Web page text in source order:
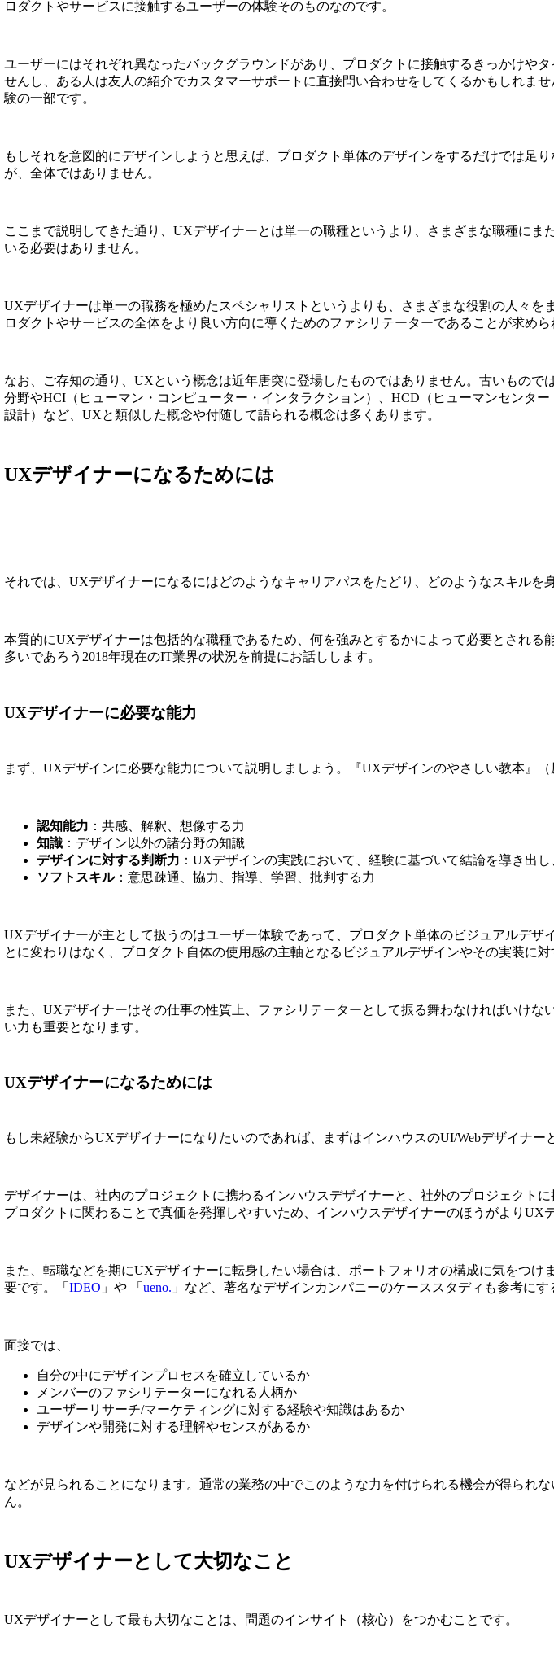
ロダクトやサービスに接触するユーザーの体験そのものなのです。
ユーザーにはそれぞれ異なったバックグラウンドがあり、プロダクトに接触するきっかけや
せんし、ある人は友人の紹介でカスタマーサポートに直接問い合わせをしてくるかもしれま
験の一部です。
もしそれを意図的にデザインしようと思えば、プロダクト単体のデザインをするだけでは
が、全体ではありません。
ここまで説明してきた通り、UXデザイナーとは単一の職種というより、さまざまな職種に
いる必要はありません。
UXデザイナーは単一の職務を極めたスペシャリストというよりも、さまざまな役割の人々
ロダクトやサービスの全体をより良い方向に導くためのファシリテーターであることが求めら
なお、ご存知の通り、UXという概念は近年唐突に登場したものではありません。古いもの
分野やHCI（ヒューマン・コンピューター・インタラクション）、HCD（ヒューマンセンタ
設計）など、UXと類似した概念や付随して語られる概念は多くあります。
UXデザイナーになるためには
それでは、UXデザイナーになるにはどのようなキャリアパスをたどり、どのようなスキルを
本質的にUXデザイナーは包括的な職種であるため、何を強みとするかによって必要とされ
多いであろう2018年現在のIT業界の状況を前提にお話しします。
UXデザイナーに必要な能力
まず、UXデザインに必要な能力について説明しましょう。『UXデザインのやさしい教本』（
認知能力 ：共感、解釈、想像する力
知識 ：デザイン以外の諸分野の知識
デザインに対する判断力 ：UXデザインの実践において、経験に基づいて結論を導き出
ソフトスキル：意思疎通、協力、指導、学習、批判する力
UXデザイナーが主として扱うのはユーザー体験であって、プロダクト単体のビジュアルデ
とに変わりはなく、プロダクト自体の使用感の主軸となるビジュアルデザインやその実装に
また、UXデザイナーはその仕事の性質上、ファシリテーターとして振る舞わなければいけ
い力も重要となります。
UXデザイナーになるためには
もし未経験からUXデザイナーになりたいのであれば、まずはインハウスのUI/Webデザイナー
デザイナーは、社内のプロジェクトに携わるインハウスデザイナーと、社外のプロジェク
プロダクトに関わることで真価を発揮しやすいため、インハウスデザイナーのほうがよりUX
また、転職などを期にUXデザイナーに転身したい場合は、ポートフォリオの構成に気をつ
要です。「 IDEO 」や 「 ueno. 」など、著名なデザインカンパニーのケーススタディも参考にす
面接では、
自分の中にデザインプロセスを確立しているか
メンバーのファシリテーターになれる人柄か
ユーザーリサーチ/マーケティングに対する経験や知識はあるか
デザインや開発に対する理解やセンスがあるか
などが見られることになります。通常の業務の中でこのような力を付けられる機会が得られ
ん。
UXデザイナーとして大切なこと
UXデザイナーとして最も大切なことは、問題のインサイト（核心）をつかむことです。